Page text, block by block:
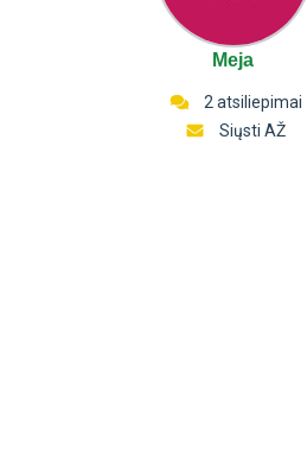
Meja
2 atsiliepimai
Siųsti AŽ